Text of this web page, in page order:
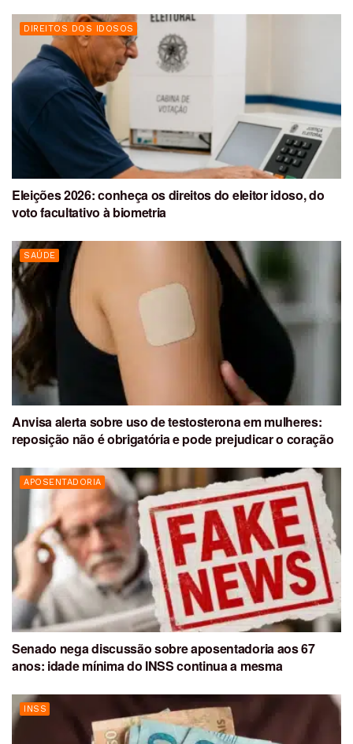
DIREITOS DOS IDOSOS
Eleições 2026: conheça os direitos do eleitor idoso, do
voto facultativo à biometria
SAÚDE
Anvisa alerta sobre uso de testosterona em mulheres:
reposição não é obrigatória e pode prejudicar o coração
APOSENTADORIA
Senado nega discussão sobre aposentadoria aos 67
anos: idade mínima do INSS continua a mesma
INSS